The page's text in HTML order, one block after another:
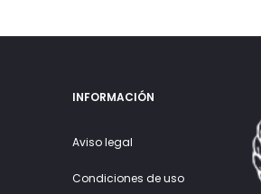
INFORMACIÓN
Aviso legal
Condiciones de uso